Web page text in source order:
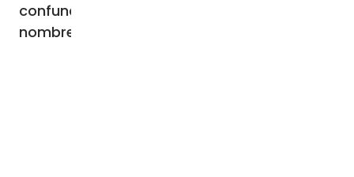
confundir con otros santos del mismo
nombre, como San Dionisio el Areopagita.